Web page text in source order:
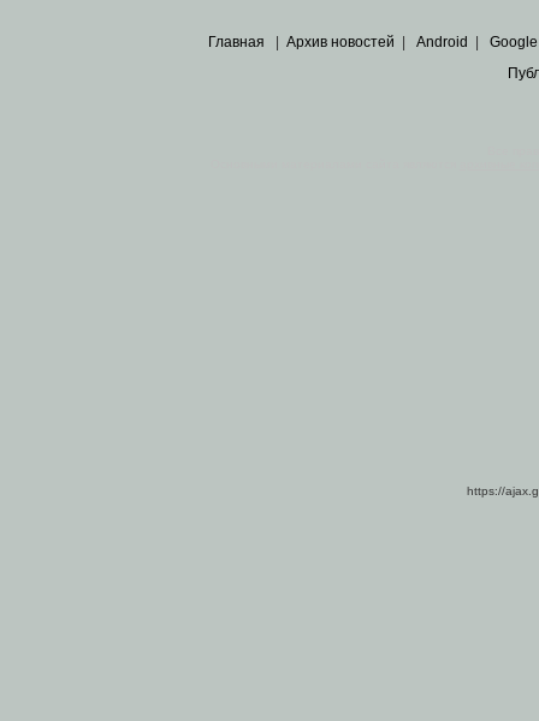
Главная Архив новостей Android Google
https://